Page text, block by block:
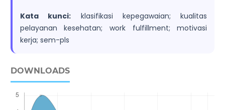
Kata kunci: klasifikasi kepegawaian; kualitas
pelayanan kesehatan; work fulfillment; motivasi
kerja; sem-pls
DOWNLOADS